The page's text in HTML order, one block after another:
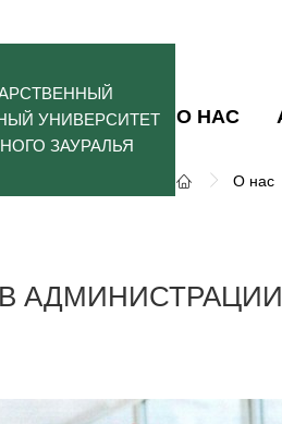
УНИВЕРСИТЕТ
ЗАУРАЛЬЯ
О НАС
О нас